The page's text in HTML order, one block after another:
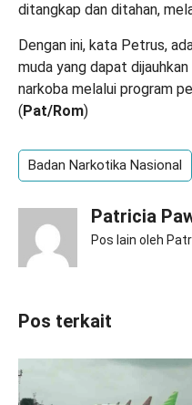
ditangkap dan ditahan,
Dengan ini, kata Petrus,
muda yang dapat
narkoba melalui program
(Pat/Rom)
Badan Narkotika Nasional
Patricia
Pos lain oleh
Pos terkait